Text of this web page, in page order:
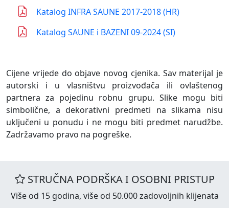
Katalog INFRA SAUNE 2017-2018 (HR)
Katalog SAUNE i BAZENI 09-2024 (SI)
Cijene vrijede do objave novog cjenika. Sav materijal je
autorski i u vlasništvu proizvođača ili ovlaštenog
partnera za pojedinu robnu grupu. Slike mogu biti
simbolične, a dekorativni predmeti na slikama nisu
uključeni u ponudu i ne mogu biti predmet narudžbe.
Zadržavamo pravo na pogreške.
STRUČNA PODRŠKA I OSOBNI PRISTUP
Više od 15 godina, više od 50.000 zadovoljnih klijenata